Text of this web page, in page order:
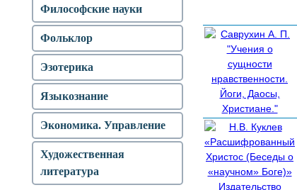
Философские науки
Фольклор
Эзотерика
Языкознание
Экономика. Управление
Художественная
литература